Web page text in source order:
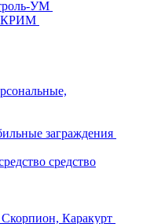
УМ
заграждения
средство
Каракурт